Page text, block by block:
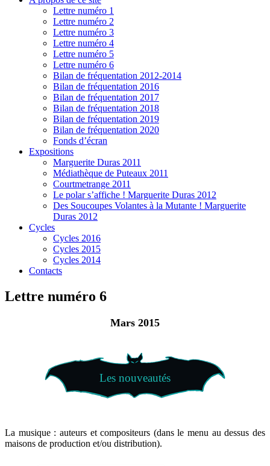
Lettre numéro 1
Lettre numéro 2
Lettre numéro 3
Lettre numéro 4
Lettre numéro 5
Lettre numéro 6
Bilan de fréquentation 2012-2014
Bilan de fréquentation 2016
Bilan de fréquentation 2017
Bilan de fréquentation 2018
Bilan de fréquentation 2019
Bilan de fréquentation 2020
Fonds d’écran
Expositions
Marguerite Duras 2011
Médiathèque de Puteaux 2011
Courtmetrange 2011
Le polar s’affiche ! Marguerite Duras 2012
Des Soucoupes Volantes à la Mutante ! Marguerite
Duras 2012
Cycles
Cycles 2016
Cycles 2015
Cycles 2014
Contacts
Lettre numéro 6
Mars 2015
Les nouveautés
La musique : auteurs et compositeurs (dans le menu au dessus des
maisons de production et/ou distribution).